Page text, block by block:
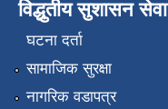
विद्धुतीय सुशासन सेवा
घटना दर्ता
सामाजिक सुरक्षा
नागरिक वडापत्र